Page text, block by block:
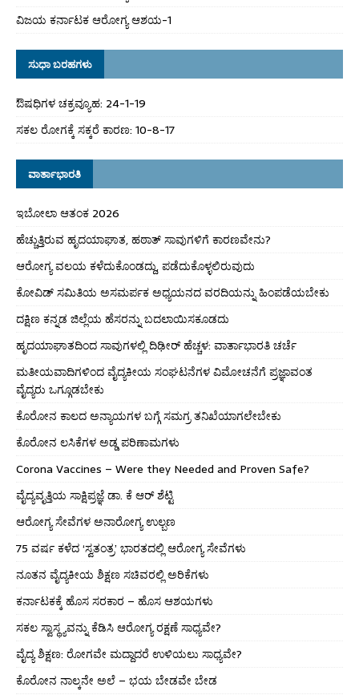
ವಿಜಯ ಕರ್ನಾಟಕ ಆರೋಗ್ಯ ಆಶಯ-1
ಸುಧಾ ಬರಹಗಳು
ಔಷಧಿಗಳ ಚಕ್ರವ್ಯೂಹ: 24-1-19
ಸಕಲ ರೋಗಕ್ಕೆ ಸಕ್ಕರೆ ಕಾರಣ: 10-8-17
ವಾರ್ತಾಭಾರತಿ
ಇಬೋಲಾ ಆತಂಕ 2026
ಹೆಚ್ಚುತ್ತಿರುವ ಹೃದಯಾಘಾತ, ಹಠಾತ್ ಸಾವುಗಳಿಗೆ ಕಾರಣವೇನು?
ಆರೋಗ್ಯ ವಲಯ ಕಳೆದುಕೊಂಡದ್ದು, ಪಡೆದುಕೊಳ್ಳಲಿರುವುದು
ಕೋವಿಡ್ ಸಮಿತಿಯ ಅಸಮರ್ಪಕ ಅಧ್ಯಯನದ ವರದಿಯನ್ನು ಹಿಂಪಡೆಯಬೇಕು
ದಕ್ಷಿಣ ಕನ್ನಡ ಜಿಲ್ಲೆಯ ಹೆಸರನ್ನು ಬದಲಾಯಿಸಕೂಡದು
ಹೃದಯಾಘಾತದಿಂದ ಸಾವುಗಳಲ್ಲಿ ದಿಢೀರ್ ಹೆಚ್ಚಳ: ವಾರ್ತಾಭಾರತಿ ಚರ್ಚೆ
ಮತೀಯವಾದಿಗಳಿಂದ ವೈದ್ಯಕೀಯ ಸಂಘಟನೆಗಳ ವಿಮೋಚನೆಗೆ ಪ್ರಜ್ಞಾವಂತ
ವೈದ್ಯರು ಒಗ್ಗೂಡಬೇಕು
ಕೊರೋನ ಕಾಲದ ಅನ್ಯಾಯಗಳ ಬಗ್ಗೆ ಸಮಗ್ರ ತನಿಖೆಯಾಗಲೇಬೇಕು
ಕೊರೋನ ಲಸಿಕೆಗಳ ಅಡ್ಡ ಪರಿಣಾಮಗಳು
Corona Vaccines – Were they Needed and Proven Safe?
ವೈದ್ಯವೃತ್ತಿಯ ಸಾಕ್ಷಿಪ್ರಜ್ಞೆ ಡಾ. ಕೆ ಆರ್ ಶೆಟ್ಟಿ
ಆರೋಗ್ಯ ಸೇವೆಗಳ ಅನಾರೋಗ್ಯ ಉಲ್ಬಣ
75 ವರ್ಷ ಕಳೆದ ‘ಸ್ವತಂತ್ರ’ ಭಾರತದಲ್ಲಿ ಆರೋಗ್ಯ ಸೇವೆಗಳು
ನೂತನ ವೈದ್ಯಕೀಯ ಶಿಕ್ಷಣ ಸಚಿವರಲ್ಲಿ ಅರಿಕೆಗಳು
ಕರ್ನಾಟಕಕ್ಕೆ ಹೊಸ ಸರಕಾರ – ಹೊಸ ಆಶಯಗಳು
ಸಕಲ ಸ್ವಾಸ್ಥ್ಯವನ್ನು ಕೆಡಿಸಿ ಆರೋಗ್ಯ ರಕ್ಷಣೆ ಸಾಧ್ಯವೇ?
ವೈದ್ಯ ಶಿಕ್ಷಣ: ರೋಗವೇ ಮದ್ದಾದರೆ ಉಳಿಯಲು ಸಾಧ್ಯವೇ?
ಕೊರೋನ ನಾಲ್ಕನೇ ಅಲೆ – ಭಯ ಬೇಡವೇ ಬೇಡ